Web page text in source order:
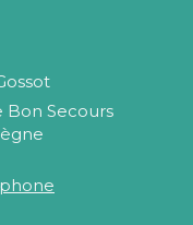
Bon Secours